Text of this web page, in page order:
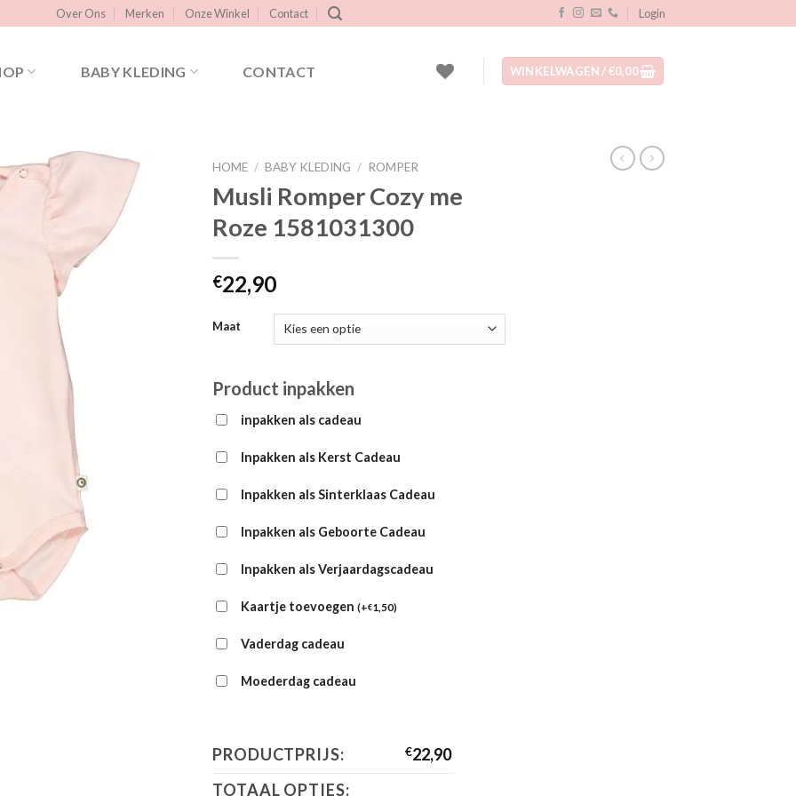
Over Ons Merken Onze Winkel Contact Login
BABY KLEDING CONTACT WINKELWAGEN /€0,00
HOME / BABY KLEDING / ROMPER
Musli Romper Cozy me
Roze 1581031300
€22,90
Maat
Product inpakken
inpakken als cadeau
Inpakken als Kerst Cadeau
Inpakken als Sinterklaas Cadeau
Inpakken als Geboorte Cadeau
Inpakken als Verjaardagscadeau
Kaartje toevoegen (+€1,50)
Vaderdag cadeau
Moederdag cadeau
PRODUCTPRIJS: €22,90
TOTAAL OPTIES: